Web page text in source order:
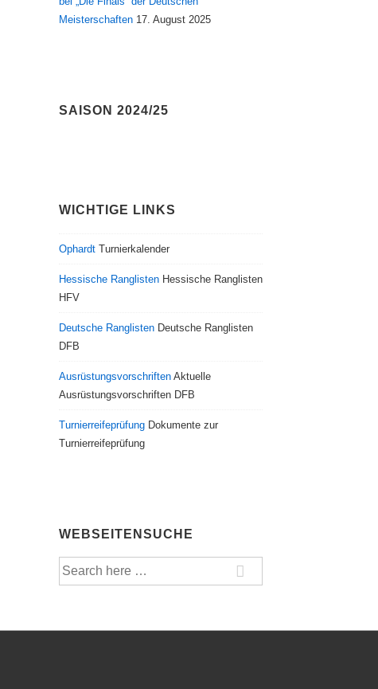
Meisterschaften 17. August 2025
SAISON 2024/25
WICHTIGE LINKS
Ophardt Turnierkalender
Hessische Ranglisten Hessische Ranglisten
HFV
Deutsche Ranglisten Deutsche Ranglisten
DFB
Ausrüstungsvorschriften Aktuelle
Ausrüstungsvorschriften DFB
Turnierreifeprüfung Dokumente zur
Turnierreifeprüfung
WEBSEITENSUCHE
Suche
nach: